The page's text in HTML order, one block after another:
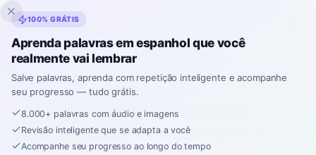
Inklingo
Início›Espanhol›Portuguese → espanhol›animais imundos
Como se diz "animais
imundos" em espanhol
100% GRÁTIS
Aprenda palavras em espanhol que você
realmente vai lembrar
Salve palavras, aprenda com repetição inteligente e acompanhe
seu progresso — tudo grátis.
8.000+ palavras com áudio e imagens
Revisão inteligente que se adapta a você
Acompanhe seu progresso ao longo do tempo